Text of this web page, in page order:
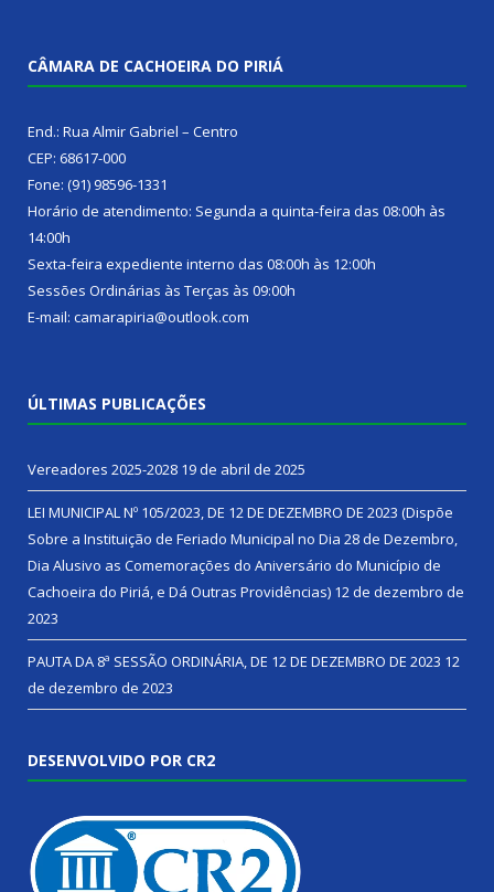
CÂMARA DE CACHOEIRA DO PIRIÁ
End.: Rua Almir Gabriel – Centro
CEP: 68617-000
Fone: (91) 98596-1331
Horário de atendimento: Segunda a quinta-feira das 08:00h às
14:00h
Sexta-feira expediente interno das 08:00h às 12:00h
Sessões Ordinárias às Terças às 09:00h
E-mail: camarapiria@outlook.com
ÚLTIMAS PUBLICAÇÕES
Vereadores 2025-2028 19 de abril de 2025
LEI MUNICIPAL Nº 105/2023, DE 12 DE DEZEMBRO DE 2023 (Dispõe
Sobre a Instituição de Feriado Municipal no Dia 28 de Dezembro,
Dia Alusivo as Comemorações do Aniversário do Município de
Cachoeira do Piriá, e Dá Outras Providências) 12 de dezembro de
2023
PAUTA DA 8ª SESSÃO ORDINÁRIA, DE 12 DE DEZEMBRO DE 2023 12
de dezembro de 2023
DESENVOLVIDO POR CR2